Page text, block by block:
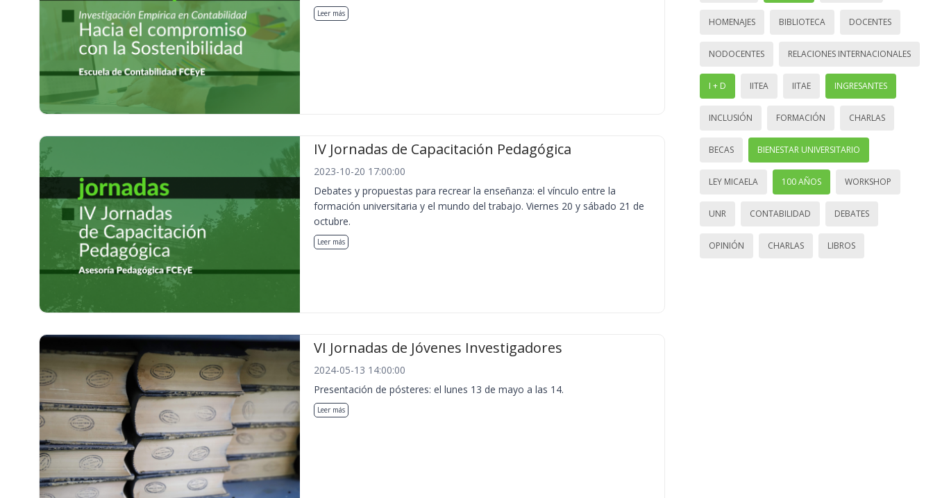
Leer más
IV Jornadas de Capacitación Pedagógica
2023-10-20 17:00:00
Debates y propuestas para recrear la enseñanza: el vínculo entre la
formación universitaria y el mundo del trabajo. Viernes 20 y sábado 21 de
octubre.
Leer más
VI Jornadas de Jóvenes Investigadores
2024-05-13 14:00:00
Presentación de pósteres: el lunes 13 de mayo a las 14.
Leer más
HOMENAJES BIBLIOTECA DOCENTES
NODOCENTES RELACIONES INTERNACIONALES
I + D IITEA IITAE INGRESANTES
INCLUSIÓN FORMACIÓN CHARLAS
BECAS BIENESTAR UNIVERSITARIO
LEY MICAELA 100 AÑOS WORKSHOP
UNR CONTABILIDAD DEBATES
OPINIÓN CHARLAS LIBROS